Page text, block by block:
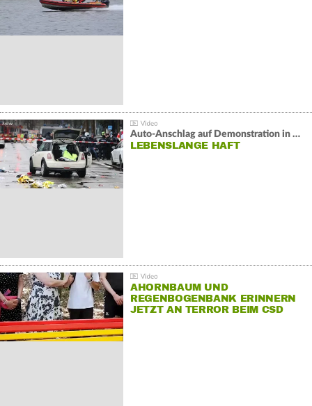
Auto-Anschlag auf Demonstration in München:
LEBENSLANGE HAFT
AHORNBAUM UND
REGENBOGENBANK ERINNERN
JETZT AN TERROR BEIM CSD